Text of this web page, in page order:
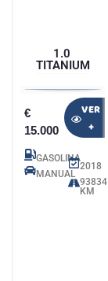
1.0
TITANIUM
€
15.000
VER
+
GASOLINA
MANUAL
2018
93834
KM